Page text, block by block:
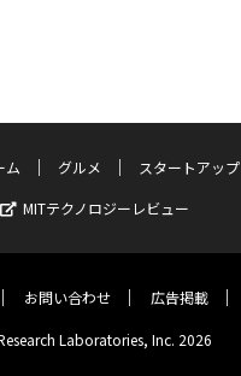
ム グルメ スタートアップ
MITテクノロジーレビュー
お問い合わせ 広告掲載
Laboratories, Inc. 2026